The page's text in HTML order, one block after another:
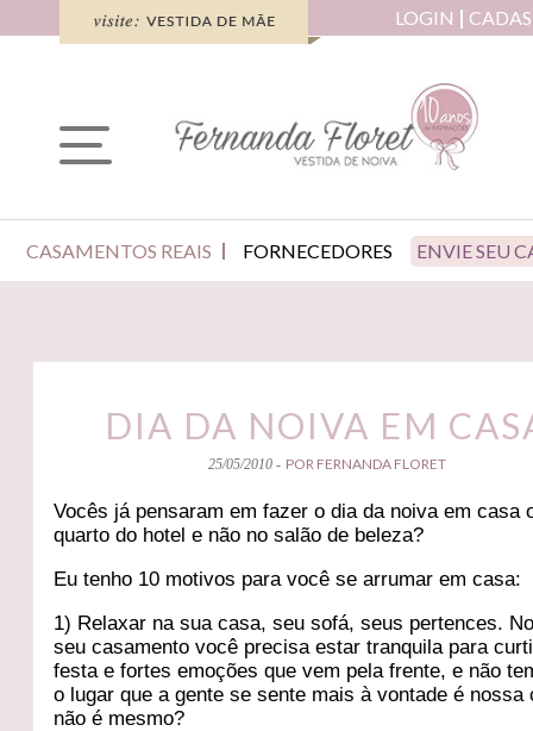
LOGIN
CASAMENTOS REAIS FORNECEDORES ENVIE SEU
DIA DA NOIVA EM
25/05/2010 - POR FERNANDA FLORET
Vocês já pensaram em fazer o dia da noiva em casa
quarto do hotel e não no salão de beleza?
Eu tenho 10 motivos para você se arrumar em casa:
1) Relaxar na sua casa, seu sofá, seus pertences.
seu casamento você precisa estar tranquila para
festa e fortes emoções que vem pela frente, e não
o lugar que a gente se sente mais à vontade é nossa
não é mesmo?